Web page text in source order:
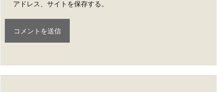
アドレス、サイトを保存する。